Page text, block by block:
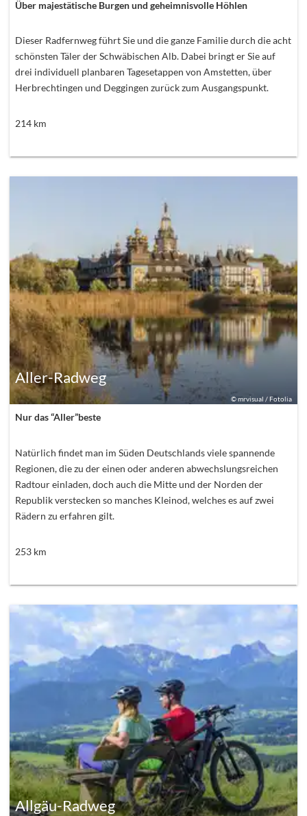
Über majestätische Burgen und geheimnisvolle Höhlen
Dieser Radfernweg führt Sie und die ganze Familie durch die acht
schönsten Täler der Schwäbischen Alb. Dabei bringt er Sie auf
drei individuell planbaren Tagesetappen von Amstetten, über
Herbrechtingen und Deggingen zurück zum Ausgangspunkt.
214km
©mrvisual / Fotolia
Aller-Radweg
Nur das “Aller”beste
Natürlich findet man im Süden Deutschlands viele spannende
Regionen, die zu der einen oder anderen abwechslungsreichen
Radtour einladen, doch auch die Mitte und der Norden der
Republik verstecken so manches Kleinod, welches es auf zwei
Rädern zu erfahren gilt.
253km
Allgäu-Radweg